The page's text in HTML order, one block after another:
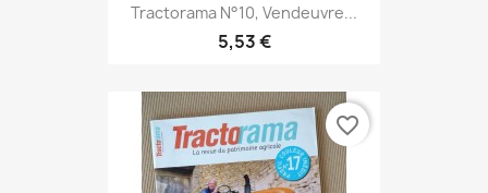
Tractorama N°10, Vendeuvre...
5,53 €
favorite_border